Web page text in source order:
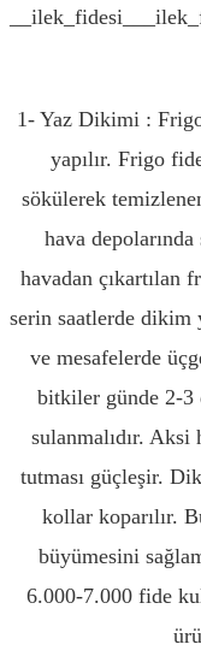
1- Yaz Dikimi :
yapılır. Frigo
sökülerek
hava
havadan çıkartılan
serin saatlerde dikim
ve mesafelerde
bitkiler günde 2-3
sulanmalıdır.
tutması güçleşir.
kollar koparılır.
büyümesini
6.000-7.000 fide